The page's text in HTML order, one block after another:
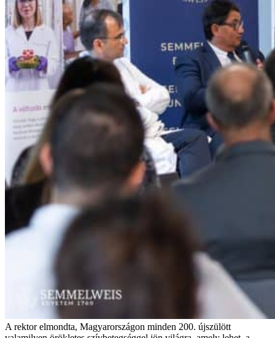
A rektor elmondta, Magyarországon minden 200. újszülött